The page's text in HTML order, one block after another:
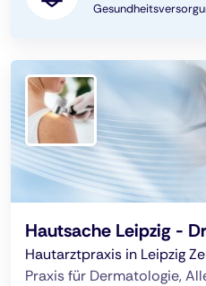
Hautsache Leipzig -
Hautarztpraxis in Leipzig
Praxis für Dermatologie,